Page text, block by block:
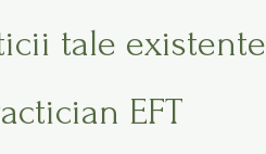
tale existente
EFT